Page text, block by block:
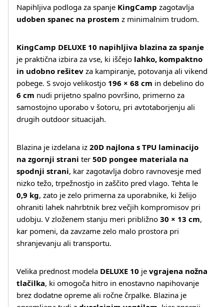
Napihljiva podloga za spanje KingCamp zagotavlja
udoben spanec na prostem z minimalnim trudom.
KingCamp DELUXE 10 napihljiva blazina za spanje
je praktična izbira za vse, ki iščejo lahko, kompaktno
in udobno rešitev za kampiranje, potovanja ali vikend
pobege. S svojo velikostjo 196 × 68 cm in debelino do
6 cm nudi prijetno spalno površino, primerno za
samostojno uporabo v šotoru, pri avtotaborjenju ali
drugih outdoor situacijah.
Blazina je izdelana iz 20D najlona s TPU laminacijo
na zgornji strani ter 50D pongee materiala na
spodnji strani, kar zagotavlja dobro ravnovesje med
nizko težo, trpežnostjo in zaščito pred vlago. Tehta le
0,9 kg, zato je zelo primerna za uporabnike, ki želijo
ohraniti lahek nahrbtnik brez večjih kompromisov pri
udobju. V zloženem stanju meri približno 30 × 13 cm,
kar pomeni, da zavzame zelo malo prostora pri
shranjevanju ali transportu.
Velika prednost modela DELUXE 10 je vgrajena nožna
tlačilka, ki omogoča hitro in enostavno napihovanje
brez dodatne opreme ali ročne črpalke. Blazina je